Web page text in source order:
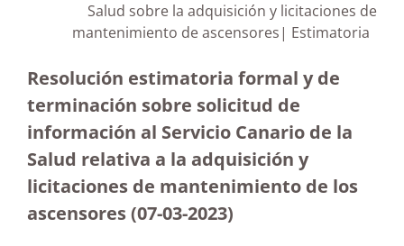
Salud sobre la adquisición y licitaciones de
mantenimiento de ascensores| Estimatoria
Resolución estimatoria formal y de
terminación sobre solicitud de
información al Servicio Canario de la
Salud relativa a la adquisición y
licitaciones de mantenimiento de los
ascensores(07-03-2023)